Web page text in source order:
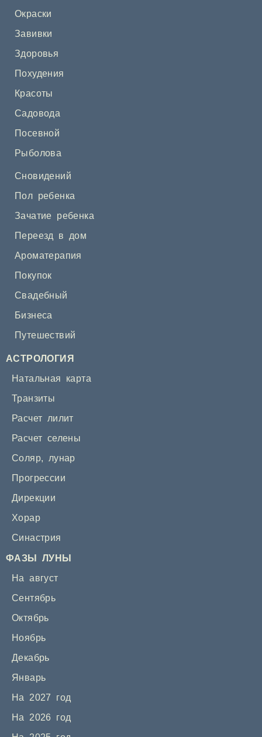
Окраски
Завивки
Здоровья
Похудения
Красоты
Садовода
Посевной
Рыболова
Сновидений
Пол ребенка
Зачатие ребенка
Переезд в дом
Ароматерапия
Покупок
Свадебный
Бизнеса
Путешествий
АСТРОЛОГИЯ
Натальная карта
Транзиты
Расчет лилит
Расчет селены
Соляр, лунар
Прогрессии
Дирекции
Хорар
Синастрия
ФАЗЫ ЛУНЫ
На август
Сентябрь
Октябрь
Ноябрь
Декабрь
Январь
На 2027 год
На 2026 год